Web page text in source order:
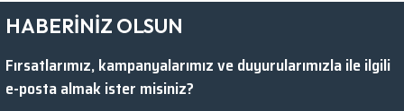
HABERİNİZ OLSUN
Fırsatlarımız, kampanyalarımız ve duyurularımızla ile ilgili
e-posta almak ister misiniz?